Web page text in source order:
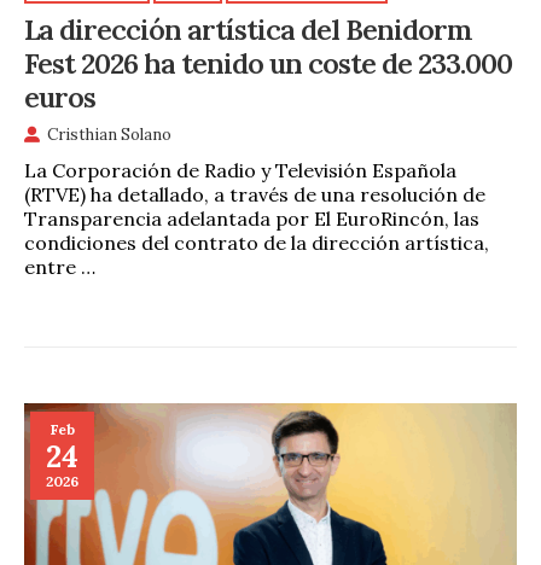
La dirección artística del Benidorm
Fest 2026 ha tenido un coste de 233.000
euros
Cristhian Solano
La Corporación de Radio y Televisión Española
(RTVE) ha detallado, a través de una resolución de
Transparencia adelantada por El EuroRincón, las
condiciones del contrato de la dirección artística,
entre …
Feb
24
2026